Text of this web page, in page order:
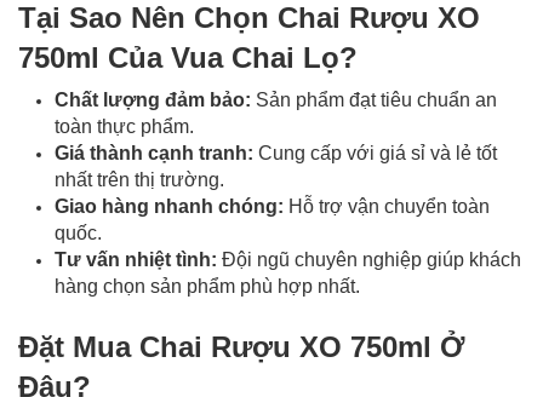
Tại Sao Nên Chọn Chai Rượu XO
750ml Của Vua Chai Lọ?
Chất lượng đảm bảo: Sản phẩm đạt tiêu chuẩn an
toàn thực phẩm.
Giá thành cạnh tranh: Cung cấp với giá sỉ và lẻ tốt
nhất trên thị trường.
Giao hàng nhanh chóng: Hỗ trợ vận chuyển toàn
quốc.
Tư vấn nhiệt tình: Đội ngũ chuyên nghiệp giúp khách
hàng chọn sản phẩm phù hợp nhất.
Đặt Mua Chai Rượu XO 750ml Ở
Đâu?